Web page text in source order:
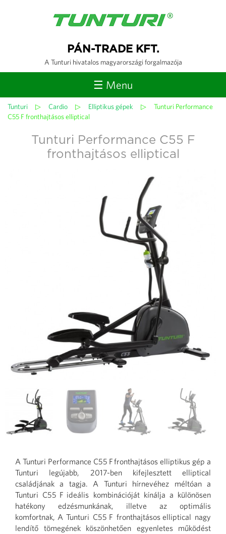
PÁN-TRADE KFT.
A Tunturi hivatalos magyarországi forgalmazója
☰ Menu
Jelenlegi
Tunturi ▷ Cardio ▷ Elliptikus gépek ▷
Tunturi Performance
C55 F fronthajtásos elliptical
Tunturi Performance C55 F
fronthajtásos elliptical
A Tunturi Performance C55 F fronthajtásos elliptikus gép a
Tunturi legújabb, 2017-ben kifejlesztett elliptical
családjának a tagja. A Tunturi hírnevéhez méltóan a
Tunturi C55 F ideális kombinációját kínálja a különösen
hatékony edzésmunkának, illetve az optimális
komfortnak, A Tunturi C55 F fronthajtásos elliptical nagy
lendítő tömegének köszönhetően egyenletes működést